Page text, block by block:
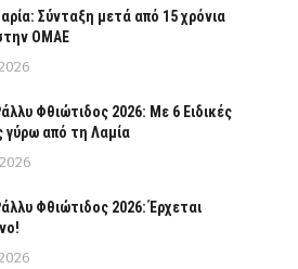
Σύνταξη μετά από 15 χρόνια
ΟΜΑΕ
Φθιώτιδος 2026: Με 6 Ειδικές
γύρω από τη Λαμία
Φθιώτιδος 2026: Έρχεται